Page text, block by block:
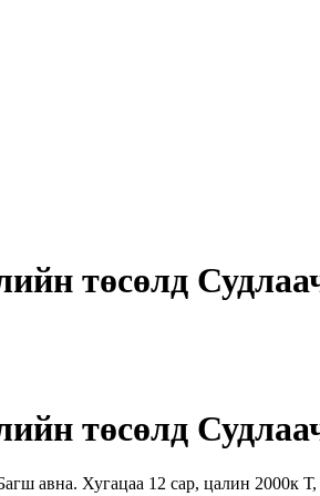
төсөлд
төсөлд
авна. Хугацаа 12 сар, цалин 2000к